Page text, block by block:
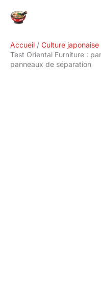
Accueil
Culture japonaise
Test Oriental Furniture :
panneaux de séparation